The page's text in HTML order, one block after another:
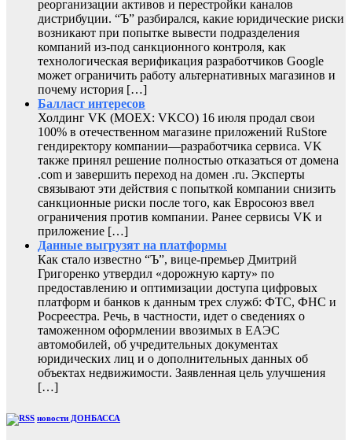
реорганизации активов и перестройки каналов
дистрибуции. “Ъ” разбирался, какие юридические риски
возникают при попытке вывести подразделения
компаний из-под санкционного контроля, как
технологическая верификация разработчиков Google
может ограничить работу альтернативных магазинов и
почему история […]
Балласт интересов
Холдинг VK (MOEX: VKCO) 16 июля продал свои
100% в отечественном магазине приложений RuStore
гендиректору компании—разработчика сервиса. VK
также принял решение полностью отказаться от домена
.com и завершить переход на домен .ru. Эксперты
связывают эти действия с попыткой компании снизить
санкционные риски после того, как Евросоюз ввел
ограничения против компании. Ранее сервисы VK и
приложение […]
Данные выгрузят на платформы
Как стало известно “Ъ”, вице-премьер Дмитрий
Григоренко утвердил «дорожную карту» по
предоставлению и оптимизации доступа цифровых
платформ и банков к данным трех служб: ФТС, ФНС и
Росреестра. Речь, в частности, идет о сведениях о
таможенном оформлении ввозимых в ЕАЭС
автомобилей, об учредительных документах
юридических лиц и о дополнительных данных об
объектах недвижимости. Заявленная цель улучшения
[…]
новости ДОНБАССА